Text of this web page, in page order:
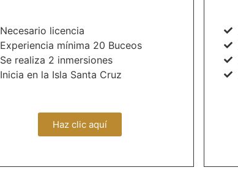
Necesario licencia
Experiencia mínima 20 Buceos
Se realiza 2 inmersiones
Inicia en la Isla Santa Cruz
Haz clic aquí